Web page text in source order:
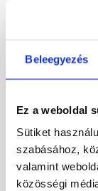
Beleegyezés
Ez a weboldal
Sütiket
szabásához,
valamint
közösségi
vékonyvakolat,
1 226 Ft / kg